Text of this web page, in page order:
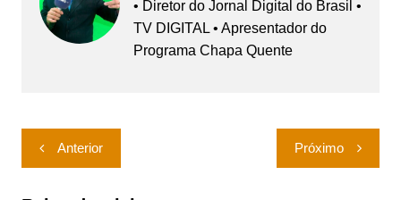
• Diretor do Jornal Digital do Brasil •
TV DIGITAL • Apresentador do
Programa Chapa Quente
Navegação
de
Anterior Próximo